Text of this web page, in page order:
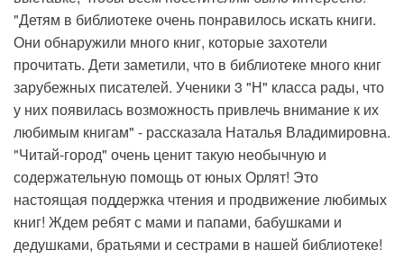
"Детям в библиотеке очень понравилось искать книги.
Они обнаружили много книг, которые захотели
прочитать. Дети заметили, что в библиотеке много книг
зарубежных писателей. Ученики 3 "Н" класса рады, что
у них появилась возможность привлечь внимание к их
любимым книгам" - рассказала Наталья Владимировна.
"Читай-город" очень ценит такую необычную и
содержательную помощь от юных Орлят! Это
настоящая поддержка чтения и продвижение любимых
книг! Ждем ребят с мами и папами, бабушками и
дедушками, братьями и сестрами в нашей библиотеке!